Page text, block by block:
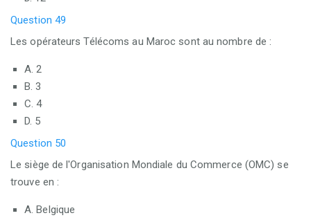
Question 49
Les opérateurs Télécoms au Maroc sont au nombre de :
A. 2
B. 3
C. 4
D. 5
Question 50
Le siège de l'Organisation Mondiale du Commerce (OMC) se
trouve en :
A. Belgique